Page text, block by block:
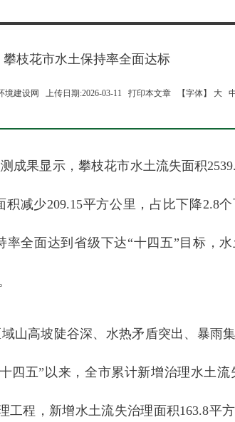
攀枝花市水土保持率全面达标
境建设网 上传日期:2026-03-11 打印本文章 【字体】 大
成果显示，攀枝花市水土流失面积
积减少209.15平方公里，占比下降2.8
率全面达到省级下达“十四五”目标，
山高坡陡谷深、水热矛盾突出、暴雨
四五”以来，全市累计新增治理水土流
工程，新增水土流失治理面积163.8平